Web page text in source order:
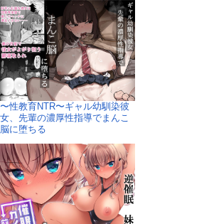
〜性教育NTR〜ギャル幼馴染彼
女、先輩の濃厚性指導でまんこ
脳に堕ちる